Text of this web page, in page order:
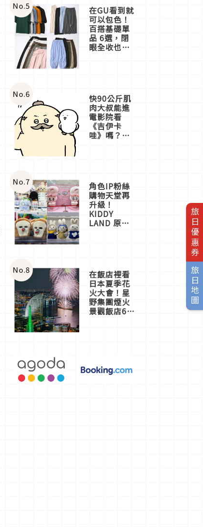
旅日優惠券
旅日地圖
No.5 在GU看到就
可以包色！
百搭基礎單
品 6選，閉
眼全收也不
No.6 快90公斤肌
肉大叔能進
電影院看
《吉伊卡
哇》嗎？日
一同給出了
答案
No.7 角色IP粉絲
購物天堂再
升級！
KIDDY
LAND 原宿
店3分即達
No.8 在飯店裡看
日本夏季花
火大會！星
野集團煙火
景觀飯店6